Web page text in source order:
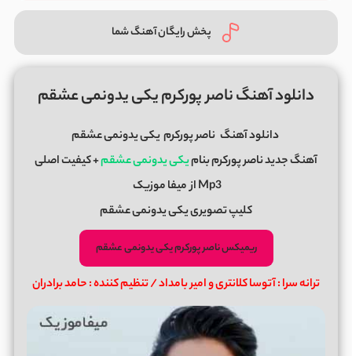
پخش رایگان آهنگ شما
دانلود آهنگ ناصر پورکرم یکی یدونمی عشقم
دانلود آهنگ ناصر پورکرمیکی یدونمی عشقم
آهنگ جدیدناصر پورکرمبنامیکی یدونمی عشقم+ کیفیت اصلی
Mp3 از
میفا موزیک
کلیپ تصویری یکی یدونمی عشقم
ریمیکس ناصر پورکرم یکی یدونمی عشقم
ترانه سرا : آتوسا کلانتری و امیر بامداد / تنظیم کننده : حامد برادران